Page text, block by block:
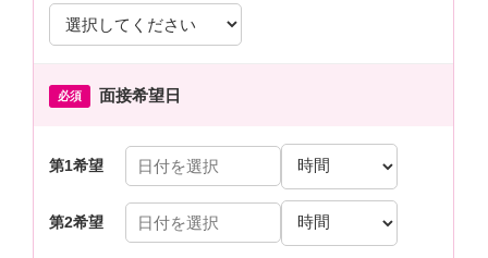
必須 面接希望日
第1希望
第2希望